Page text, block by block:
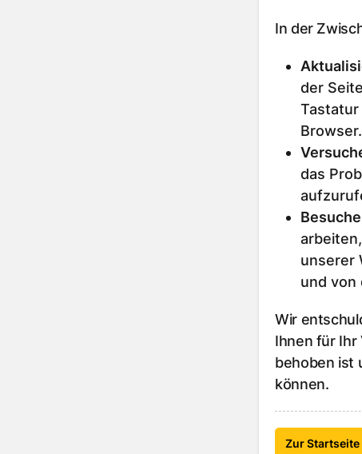
In der
der
Tastatur
Browser.
das
unserer
und von
Wir
Ihnen für Ihr
behoben ist
können.
Zur Startseite